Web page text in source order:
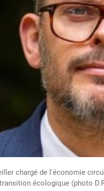
chargé de l'économie
écologique (photo